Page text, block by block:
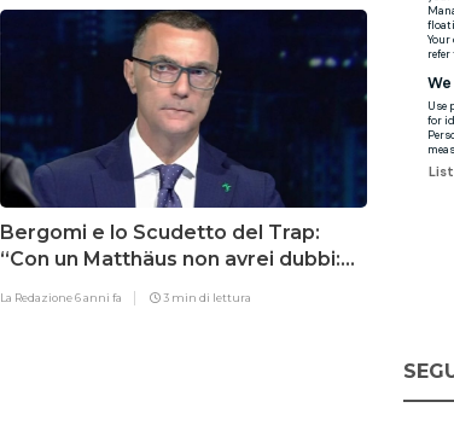
Bergomi e lo Scudetto del Trap:
“Con un Matthäus non avrei dubbi:
La Redazione6 anni fa 3 min di lettura